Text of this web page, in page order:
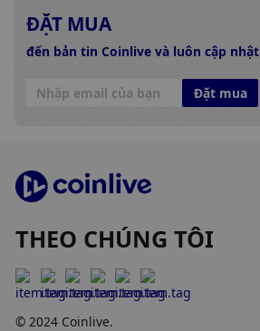
ĐẶT MUA
đến bản tin Coinlive và luôn cập nhật
Đặt mua
THEO CHÚNG TÔI
© 2024 Coinlive.